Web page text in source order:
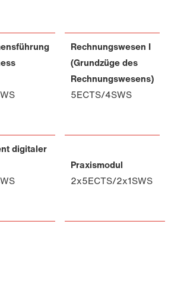
Rechnungswesen I
(Grundzüge des
Rechnungswesens)
5ECTS/4SWS
digitaler
Praxismodul
2x5ECTS/2x1SWS